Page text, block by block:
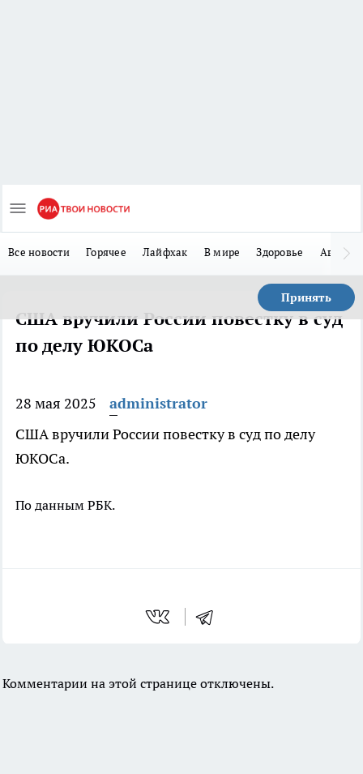
Все новости Горячее Лайфхак В мире Здоровье Авто
Принять
США вручили России повестку в суд
по делу ЮКОСа
28 мая 2025
administrator
США вручили России повестку в суд по делу
ЮКОСа.
По данным РБК.
Комментарии на этой странице отключены.